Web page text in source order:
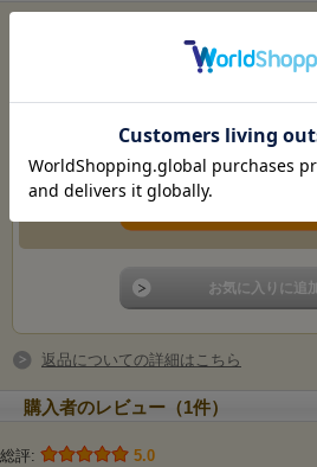
熟練の茶農家が
薫りの詰
茶葉を厳選でき
購入数：
セット
返品についての詳細はこちら
購入者のレビュー（1件）
総評: 5.0